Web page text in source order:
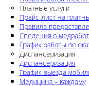
Платные услуги
Прайс-лист на
Правила
Сведения о
График работы по
Диспансеризация
Диспансеризация
График выезда
Медицина – каждому